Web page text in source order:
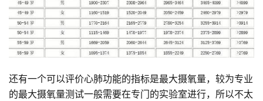
还有一个可以评价心肺功能的指标是最大摄氧量，较为专业
的最大摄氧量测试一般需要在专门的实验室进行，所以不太